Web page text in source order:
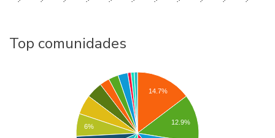
Top comunidades
14.7%
12.9%
6%